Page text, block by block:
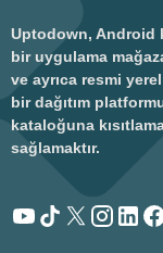
Uptodown, Android
bir uygulama
ve ayrıca resmi
bir dağıtım
kataloğuna
sağlamaktır.